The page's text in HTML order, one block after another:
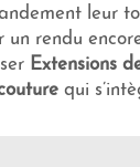
leur
un rendu
Extensions
qui